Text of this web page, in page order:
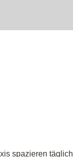
spazieren täglich